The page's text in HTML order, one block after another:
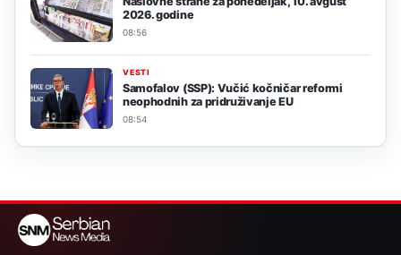
2026. godine
08:56
VESTI
Samofalov (SSP): Vučić kočničar reformi
neophodnih za pridruživanje EU
08:54